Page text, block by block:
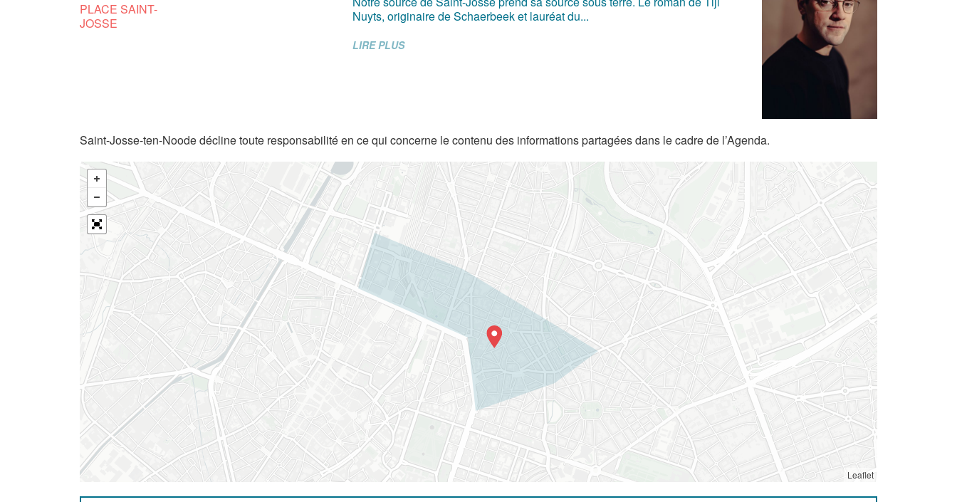
PLACE SAINT-
JOSSE
Nuyts, originaire de Schaerbeek et lauréat du...
LIRE PLUS
Saint-Josse-ten-Noode décline toute responsabilité en ce qui concerne le contenu des informations partagées dans le cadre de l’Agenda.
Leaflet